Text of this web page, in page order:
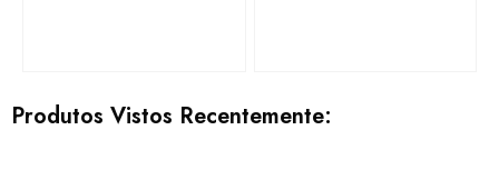
Produtos Vistos Recentemente: